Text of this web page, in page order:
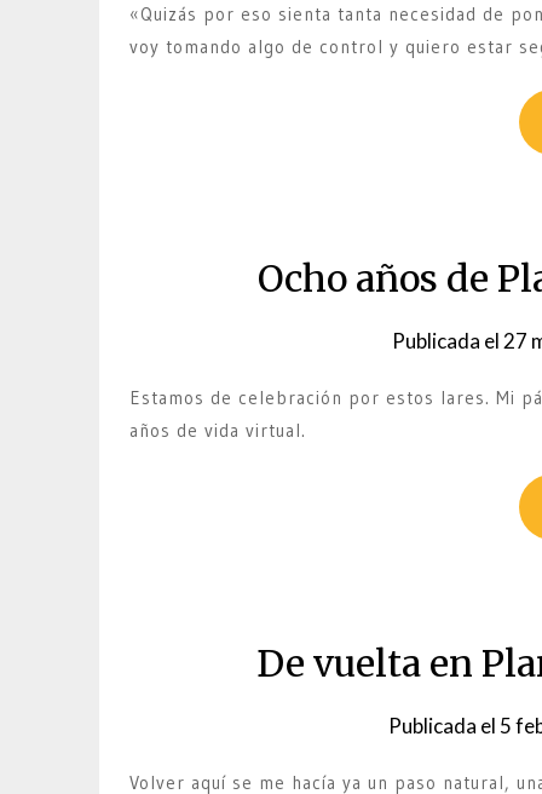
«Quizás por eso sienta tanta necesidad de
voy tomando algo de control y quiero estar
Ocho años de
Publicada el27
Estamos de celebración por estos lares. Mi
años de vida virtual.
De vuelta en
Publicada el 5
Volver aquí se me hacía ya un paso natural,